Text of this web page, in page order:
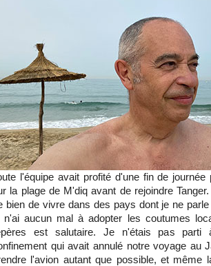
l'équipe avait profité d'une fin de
la plage de M'diq avant de rejoindre
bien de vivre dans des pays dont je ne
n'ai aucun mal à adopter les coutumes
est salutaire. Je n'étais pas parti
qui avait annulé notre voyage au
l'avion autant que possible, et même